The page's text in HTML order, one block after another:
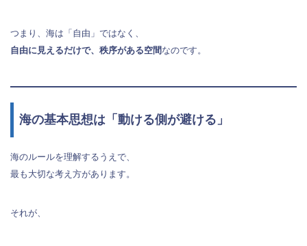
つまり、海は「自由」ではなく、
自由に見えるだけで、秩序がある空間 なのです。
海の基本思想は「動ける側が避ける」
海のルールを理解するうえで、
最も大切な考え方があります。
それが、